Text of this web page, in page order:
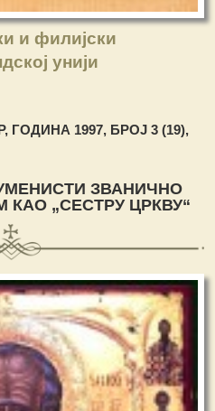
и филијски
унији
ГОДИНА 1997, БРОЈ 3 (19),
ЗВАНИЧНО
КАО „СЕСТРУ ЦРКВУ“